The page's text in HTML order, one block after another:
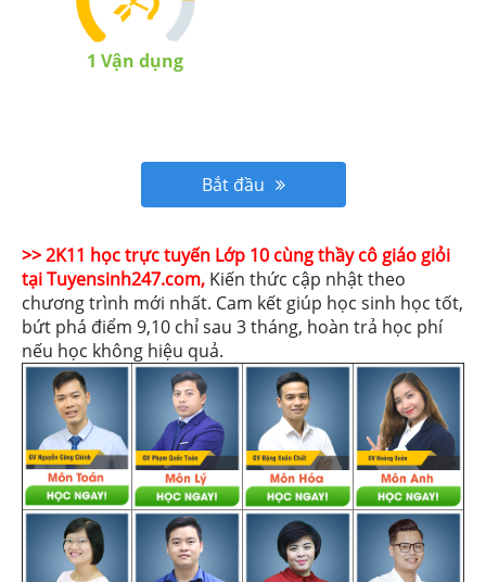
1 Vận dụng
Bắt đầu
>> 2K11 học trực tuyến Lớp 10 cùng thầy cô giáo giỏi
tại Tuyensinh247.com, Kiến thức cập nhật theo
chương trình mới nhất. Cam kết giúp học sinh học tốt,
bứt phá điểm 9,10 chỉ sau 3 tháng, hoàn trả học phí
nếu học không hiệu quả.